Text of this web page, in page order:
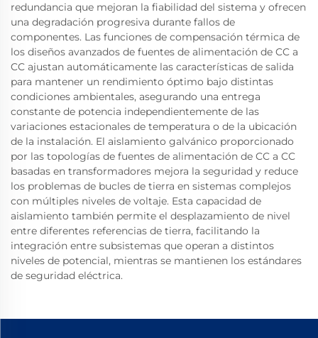
redundancia que mejoran la fiabilidad del sistema y ofrecen
una degradación progresiva durante fallos de
componentes. Las funciones de compensación térmica de
los diseños avanzados de fuentes de alimentación de CC a
CC ajustan automáticamente las características de salida
para mantener un rendimiento óptimo bajo distintas
condiciones ambientales, asegurando una entrega
constante de potencia independientemente de las
variaciones estacionales de temperatura o de la ubicación
de la instalación. El aislamiento galvánico proporcionado
por las topologías de fuentes de alimentación de CC a CC
basadas en transformadores mejora la seguridad y reduce
los problemas de bucles de tierra en sistemas complejos
con múltiples niveles de voltaje. Esta capacidad de
aislamiento también permite el desplazamiento de nivel
entre diferentes referencias de tierra, facilitando la
integración entre subsistemas que operan a distintos
niveles de potencial, mientras se mantienen los estándares
de seguridad eléctrica.